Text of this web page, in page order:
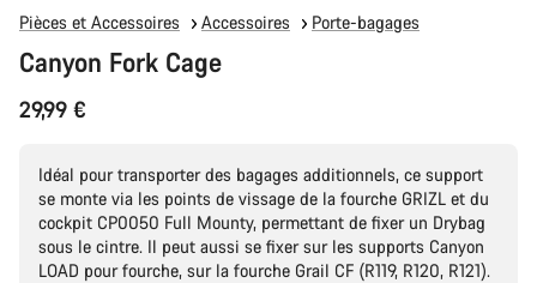
Pièces et Accessoires Accessoires Porte-bagages
Canyon Fork Cage
29,99 €
Idéal pour transporter des bagages additionnels, ce support
se monte via les points de vissage de la fourche GRIZL et du
cockpit CP0050 Full Mounty, permettant de fixer un Drybag
sous le cintre. Il peut aussi se fixer sur les supports Canyon
LOAD pour fourche, sur la fourche Grail CF (R119, R120, R121).